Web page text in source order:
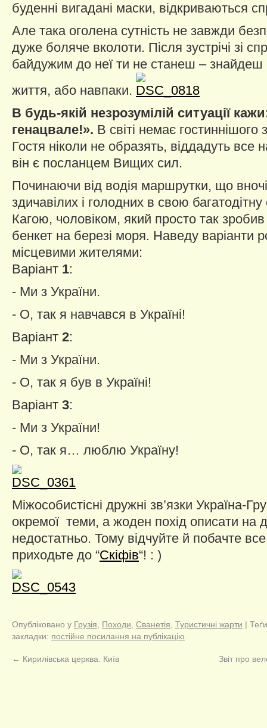
буденні вигадані маски, відкриваються
Але така оголена сутність не завжди
дуже боляче вколоти. Після зустрічі зі
байдужим до неї ти не станеш – знайдеш
життя, або навпаки.
В будь-якій незрозумілій ситуації
генацвале!». В світі немає гостиннішого
Гостя ніколи не образять, віддадуть все
він є посланцем Вищих сил.
Починаючи від водія маршрутки, що
здичавілих і голодних в свою багатодітну
Кагою, чоловіком, який просто так
бенкет на березі моря. Наведу варіанти
місцевими жителями:
Варіант 1:
- Ми з України.
- О, так я навчався в Україні!
Варіант 2:
- Ми з України.
- О, так я був в Україні!
Варіант 3:
- Ми з України!
- О, так я… люблю Україну!
Міжособистісні дружні зв’язки Україна-
окремої теми, а жоден похід описати на
недостатньо. Тому відчуйте й побачте все
приходьте до “Скіфів“! : )
Опубліковано у Грузія Походи Сванетія Туристичні жарти |
закладки: постійне посилання на публікацію
← Кирилівська церква. Київ Звіт про